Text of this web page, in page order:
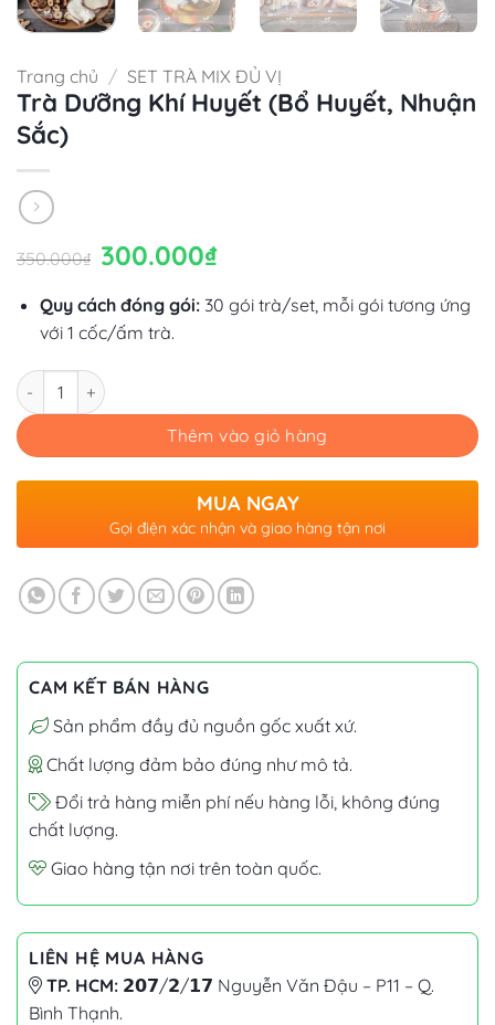
Trang chủ / SET TRÀ MIX ĐỦ VỊ
Trà Dưỡng Khí Huyết (Bổ Huyết, Nhuận
Sắc)
350.000₫ Giá
gốc
350.000₫.
300.000₫Giá
hiện
là:
300.000₫.
Quy cách đóng gói:30 gói trà/set, mỗi gói tương ứng
với 1 cốc/ấm trà.
Số lượng
Thêm vào giỏ hàng
MUA NGAY
Gọi điện xác nhận và giao hàng tận nơi
CAM KẾT BÁN HÀNG
Sản phẩm đầy đủ nguồn gốc xuất xứ.
Chất lượng đảm bảo đúng như mô tả.
Đổi trả hàng miễn phí nếu hàng lỗi, không đúng
chất lượng.
Giao hàng tận nơi trên toàn quốc.
LIÊN HỆ MUA HÀNG
TP. HCM: 𝟮𝟬𝟳/𝟮/𝟭𝟳 Nguyễn Văn Đậu – P11 – Q.
Bình Thạnh.